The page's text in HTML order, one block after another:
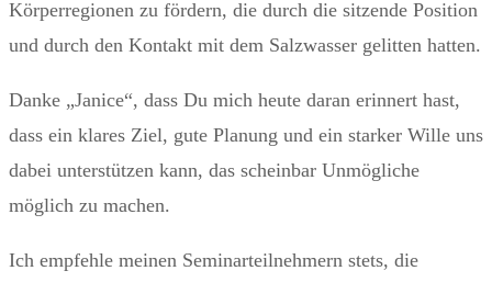
Körperregionen zu fördern, die durch die sitzende Position
und durch den Kontakt mit dem Salzwasser gelitten hatten.
Danke „Janice“, dass Du mich heute daran erinnert hast,
dass ein klares Ziel, gute Planung und ein starker Wille uns
dabei unterstützen kann, das scheinbar Unmögliche
möglich zu machen.
Ich empfehle meinen Seminarteilnehmern stets, die